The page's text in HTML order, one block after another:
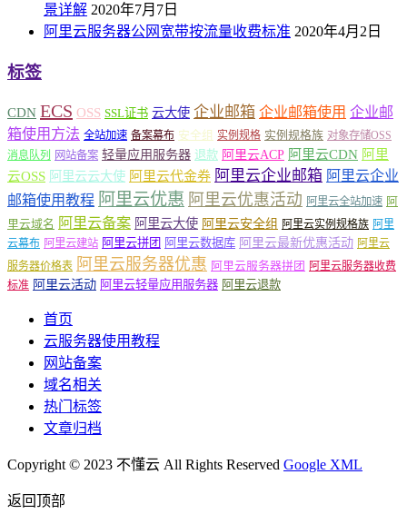
景详解 2020年7月7日
阿里云服务器公网宽带按流量收费标准 2020年4月2日
标签
CDN ECS OSS SSL证书 云大使 企业邮箱 企业邮箱使用 企业邮
箱使用方法 全站加速 备案幕布 安全组 实例规格 实例规格族 对象存储OSS
消息队列
网站备案 轻量应用服务器 退款 阿里云ACP 阿里云CDN 阿里
云OSS 阿里云云大使 阿里云代金券 阿里云企业邮箱 阿里云企业
邮箱使用教程 阿里云优惠 阿里云优惠活动 阿里云全站加速 阿
里云域名 阿里云备案 阿里云大使 阿里云安全组 阿里云实例规格族 阿里
云幕布 阿里云建站 阿里云拼团 阿里云数据库 阿里云最新优惠活动 阿里云
服务器价格表 阿里云服务器优惠 阿里云服务器拼团 阿里云服务器收费
标准 阿里云活动 阿里云轻量应用服务器 阿里云退款
首页
云服务器使用教程
网站备案
域名相关
热门标签
文章归档
Copyright © 2023 不懂云 All Rights Reserved Google XML
返回顶部